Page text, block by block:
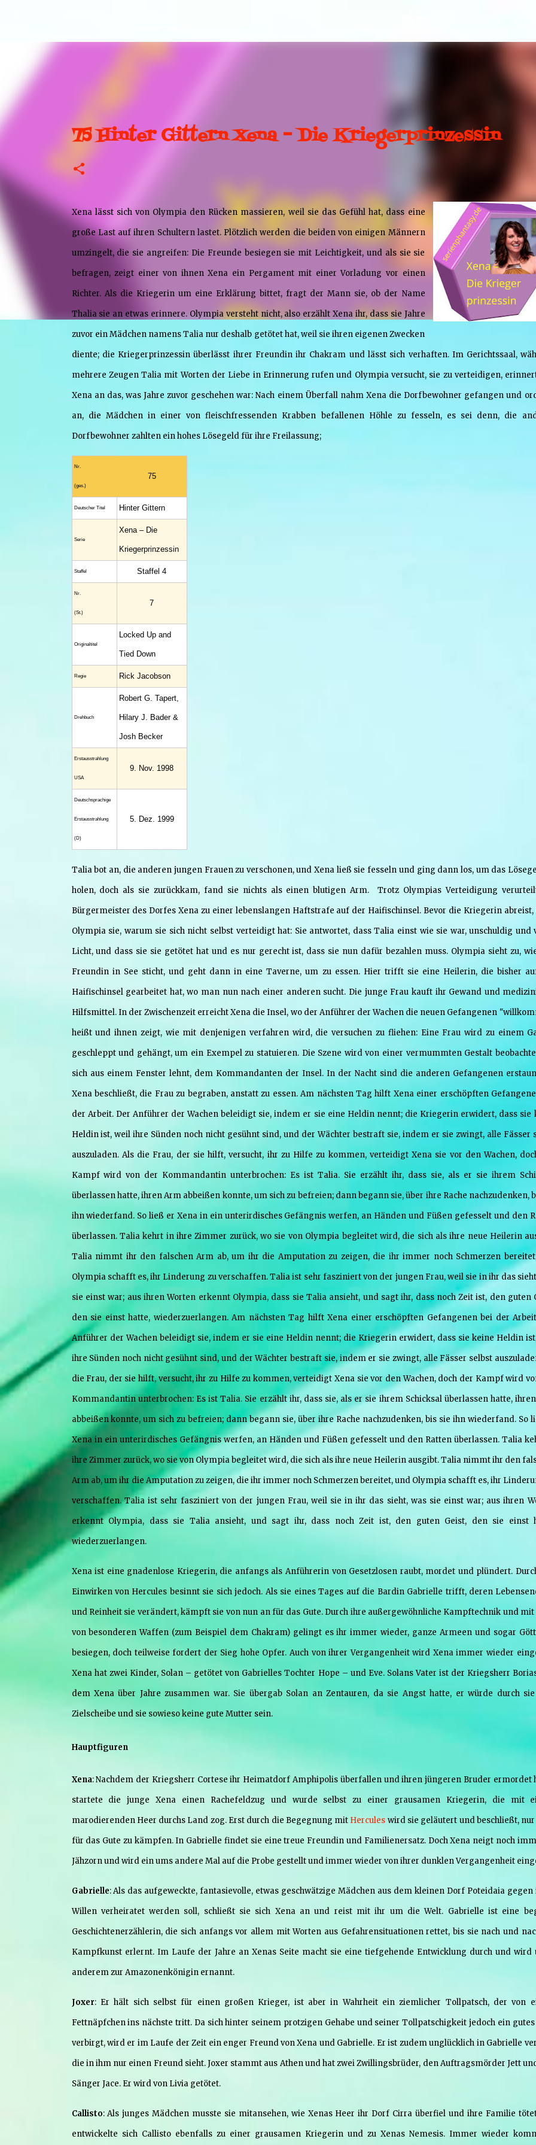
75 Hinter Gittern Xena – Die Kriegerprinzessin
Xena lässt sich von Olympia den Rücken massieren, weil sie das Gefühl hat, dass eine
große Last auf ihren Schultern lastet. Plötzlich werden die beiden von einigen Männern
umzingelt, die sie angreifen: Die Freunde besiegen sie mit Leichtigkeit, und als sie sie
befragen, zeigt einer von ihnen Xena ein Pergament mit einer Vorladung vor einen
Richter. Als die Kriegerin um eine Erklärung bittet, fragt der Mann sie, ob der Name
Thalia sie an etwas erinnere. Olympia versteht nicht, also erzählt Xena ihr, dass sie Jahre
zuvor ein Mädchen namens Talia nur deshalb getötet hat, weil sie ihren eigenen Zwecken
diente; die Kriegerprinzessin überlässt ihrer Freundin ihr Chakram und lässt sich verhaften. Im Gerichtssaal,
mehrere Zeugen Talia mit Worten der Liebe in Erinnerung rufen und Olympia versucht, sie zu verteidigen,
Xena an das, was Jahre zuvor geschehen war: Nach einem Überfall nahm Xena die Dorfbewohner gefangen und
an, die Mädchen in einer von fleischfressenden Krabben befallenen Höhle zu fesseln, es sei denn, die
Dorfbewohner zahlten ein hohes Lösegeld für ihre Freilassung;
Nr.
(ges.)
75
Deutscher Titel Hinter Gittern
Serie
Xena – Die
Kriegerprinzessin
Staffel Staffel 4
Nr.
(St.)
7
Original­titel
Locked Up and
Tied Down
Regie Rick Jacobson
Drehbuch
Robert G. Tapert,
Hilary J. Bader &
Josh Becker
Erstaus­strahlung
USA
9. Nov. 1998
Deutsch­sprachige
Erstaus­strahlung
(D)
5. Dez. 1999
Talia bot an, die anderen jungen Frauen zu verschonen, und Xena ließ sie fesseln und ging dann los, um das
holen, doch als sie zurückkam, fand sie nichts als einen blutigen Arm. Trotz Olympias Verteidigung
Bürgermeister des Dorfes Xena zu einer lebenslangen Haftstrafe auf der Haifischinsel. Bevor die Kriegerin
Olympia sie, warum sie sich nicht selbst verteidigt hat: Sie antwortet, dass Talia einst wie sie war, unschuldig und
Licht, und dass sie sie getötet hat und es nur gerecht ist, dass sie nun dafür bezahlen muss. Olympia sieht zu,
Freundin in See sticht, und geht dann in eine Taverne, um zu essen. Hier trifft sie eine Heilerin, die bisher
Haifischinsel gearbeitet hat, wo man nun nach einer anderen sucht. Die junge Frau kauft ihr Gewand und
Hilfsmittel. In der Zwischenzeit erreicht Xena die Insel, wo der Anführer der Wachen die neuen Gefangenen
heißt und ihnen zeigt, wie mit denjenigen verfahren wird, die versuchen zu fliehen: Eine Frau wird zu einem
geschleppt und gehängt, um ein Exempel zu statuieren. Die Szene wird von einer vermummten Gestalt
sich aus einem Fenster lehnt, dem Kommandanten der Insel. In der Nacht sind die anderen Gefangenen
Xena beschließt, die Frau zu begraben, anstatt zu essen. Am nächsten Tag hilft Xena einer erschöpften
der Arbeit. Der Anführer der Wachen beleidigt sie, indem er sie eine Heldin nennt; die Kriegerin erwidert, dass sie
Heldin ist, weil ihre Sünden noch nicht gesühnt sind, und der Wächter bestraft sie, indem er sie zwingt, alle Fässer
auszuladen. Als die Frau, der sie hilft, versucht, ihr zu Hilfe zu kommen, verteidigt Xena sie vor den Wachen,
Kampf wird von der Kommandantin unterbrochen: Es ist Talia. Sie erzählt ihr, dass sie, als er sie ihrem
überlassen hatte, ihren Arm abbeißen konnte, um sich zu befreien; dann begann sie, über ihre Rache nachzudenken,
ihn wiederfand. So ließ er Xena in ein unterirdisches Gefängnis werfen, an Händen und Füßen gefesselt und den
überlassen. Talia kehrt in ihre Zimmer zurück, wo sie von Olympia begleitet wird, die sich als ihre neue Heilerin
Talia nimmt ihr den falschen Arm ab, um ihr die Amputation zu zeigen, die ihr immer noch Schmerzen
Olympia schafft es, ihr Linderung zu verschaffen. Talia ist sehr fasziniert von der jungen Frau, weil sie in ihr das
sie einst war; aus ihren Worten erkennt Olympia, dass sie Talia ansieht, und sagt ihr, dass noch Zeit ist, den guten
den sie einst hatte, wiederzuerlangen. Am nächsten Tag hilft Xena einer erschöpften Gefangenen bei der
Anführer der Wachen beleidigt sie, indem er sie eine Heldin nennt; die Kriegerin erwidert, dass sie keine Heldin
ihre Sünden noch nicht gesühnt sind, und der Wächter bestraft sie, indem er sie zwingt, alle Fässer selbst
die Frau, der sie hilft, versucht, ihr zu Hilfe zu kommen, verteidigt Xena sie vor den Wachen, doch der Kampf wird
Kommandantin unterbrochen: Es ist Talia. Sie erzählt ihr, dass sie, als er sie ihrem Schicksal überlassen hatte,
abbeißen konnte, um sich zu befreien; dann begann sie, über ihre Rache nachzudenken, bis sie ihn wiederfand. So
Xena in ein unterirdisches Gefängnis werfen, an Händen und Füßen gefesselt und den Ratten überlassen. Talia
ihre Zimmer zurück, wo sie von Olympia begleitet wird, die sich als ihre neue Heilerin ausgibt. Talia nimmt ihr den
Arm ab, um ihr die Amputation zu zeigen, die ihr immer noch Schmerzen bereitet, und Olympia schafft es, ihr
verschaffen. Talia ist sehr fasziniert von der jungen Frau, weil sie in ihr das sieht, was sie einst war; aus ihren
erkennt Olympia, dass sie Talia ansieht, und sagt ihr, dass noch Zeit ist, den guten Geist, den sie einst
wiederzuerlangen.
Xena ist eine gnadenlose Kriegerin, die anfangs als Anführerin von Gesetzlosen raubt, mordet und plündert.
Einwirken von Hercules besinnt sie sich jedoch. Als sie eines Tages auf die Bardin Gabrielle trifft, deren
und Reinheit sie verändert, kämpft sie von nun an für das Gute. Durch ihre außergewöhnliche Kampftechnik und
von besonderen Waffen (zum Beispiel dem Chakram) gelingt es ihr immer wieder, ganze Armeen und sogar
besiegen, doch teilweise fordert der Sieg hohe Opfer. Auch von ihrer Vergangenheit wird Xena immer wieder
Xena hat zwei Kinder, Solan – getötet von Gabrielles Tochter Hope – und Eve. Solans Vater ist der Kriegsherr
dem Xena über Jahre zusammen war. Sie übergab Solan an Zentauren, da sie Angst hatte, er würde durch
Zielscheibe und sie sowieso keine gute Mutter sein.
Hauptfiguren
Xena: Nachdem der Kriegsherr Cortese ihr Heimatdorf Amphipolis überfallen und ihren jüngeren Bruder ermordet
startete die junge Xena einen Rachefeldzug und wurde selbst zu einer grausamen Kriegerin, die mit
marodierenden Heer durchs Land zog. Erst durch die Begegnung mit Hercules wird sie geläutert und beschließt,
für das Gute zu kämpfen. In Gabrielle findet sie eine treue Freundin und Familienersatz. Doch Xena neigt noch
Jähzorn und wird ein ums andere Mal auf die Probe gestellt und immer wieder von ihrer dunklen Vergangenheit
Gabrielle: Als das aufgeweckte, fantasievolle, etwas geschwätzige Mädchen aus dem kleinen Dorf Poteidaia gegen
Willen verheiratet werden soll, schließt sie sich Xena an und reist mit ihr um die Welt. Gabrielle ist eine
Geschichtenerzählerin, die sich anfangs vor allem mit Worten aus Gefahrensituationen rettet, bis sie nach und
Kampfkunst erlernt. Im Laufe der Jahre an Xenas Seite macht sie eine tiefgehende Entwicklung durch und wird
anderem zur Amazonenkönigin ernannt.
Joxer: Er hält sich selbst für einen großen Krieger, ist aber in Wahrheit ein ziemlicher Tollpatsch, der von
Fettnäpfchen ins nächste tritt. Da sich hinter seinem protzigen Gehabe und seiner Tollpatschigkeit jedoch ein
verbirgt, wird er im Laufe der Zeit ein enger Freund von Xena und Gabrielle. Er ist zudem unglücklich in Gabrielle
die in ihm nur einen Freund sieht. Joxer stammt aus Athen und hat zwei Zwillingsbrüder, den Auftragsmörder Jett
Sänger Jace. Er wird von Livia getötet.
Callisto: Als junges Mädchen musste sie mitansehen, wie Xenas Heer ihr Dorf Cirra überfiel und ihre Familie
entwickelte sich Callisto ebenfalls zu einer grausamen Kriegerin und zu Xenas Nemesis. Immer wieder